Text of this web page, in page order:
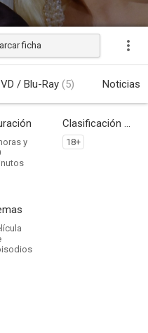
Estrenada
ficha
/ Blu-Ray (5) Noticias
y
Clasificación por edades
18+